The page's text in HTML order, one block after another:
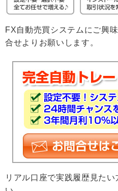
FX自動売買システムにご興
合せよりお願いします。
リアル口座で実践履歴見た